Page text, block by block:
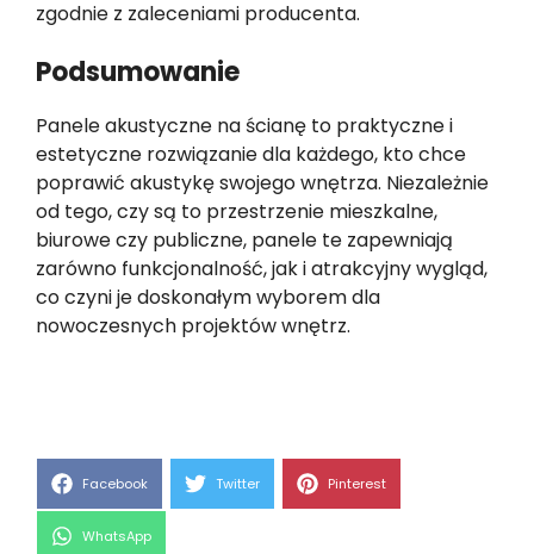
zgodnie z zaleceniami producenta.
Podsumowanie
Panele akustyczne na ścianę to praktyczne i
estetyczne rozwiązanie dla każdego, kto chce
poprawić akustykę swojego wnętrza. Niezależnie
od tego, czy są to przestrzenie mieszkalne,
biurowe czy publiczne, panele te zapewniają
zarówno funkcjonalność, jak i atrakcyjny wygląd,
co czyni je doskonałym wyborem dla
nowoczesnych projektów wnętrz.
Share
Facebook Share
Twitter Share
Pinterest
Share
WhatsApp